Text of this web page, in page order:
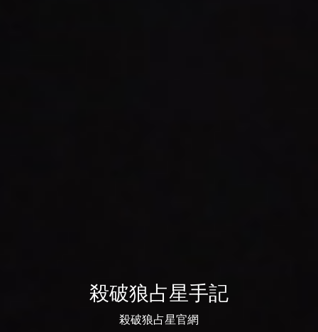
殺破狼占星手記
殺破狼占星官網